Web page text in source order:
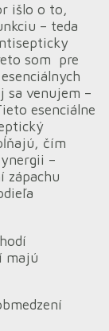
išlo o to,
– teda
som pre
sa venujem –
esenciálne
čím
–
zápachu
majú